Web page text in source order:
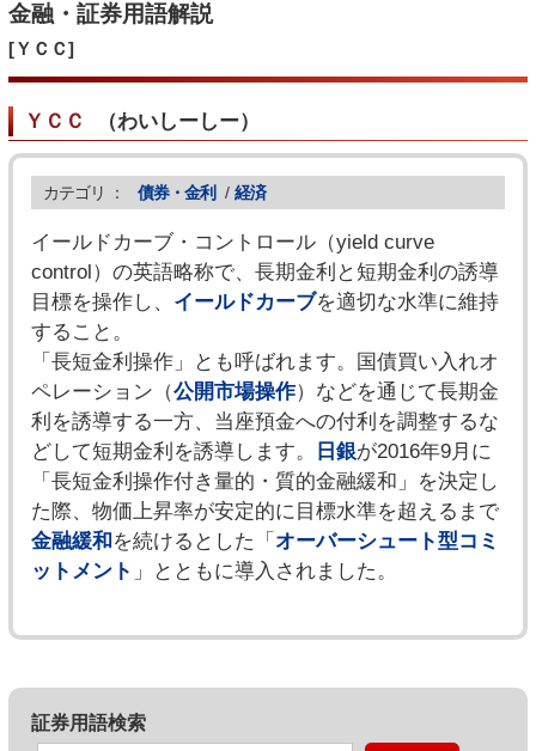
金融・証券用語解説
[ＹＣＣ]
ＹＣＣ （わいしーしー）
カテゴリ ： 債券・金利 / 経済
イールドカーブ・コントロール（yield curve
control）の英語略称で、長期金利と短期金利の誘導
目標を操作し、 イールドカーブを適切な水準に維持
すること。
「長短金利操作」とも呼ばれます。国債買い入れオ
ペレーション（公開市場操作）などを通じて長期金
利を誘導する一方、当座預金への付利を調整するな
どして短期金利を誘導します。
日銀が2016年9月に
「長短金利操作付き量的・質的金融緩和」を決定し
た際、物価上昇率が安定的に目標水準を超えるまで
金融緩和を続けるとした「 オーバーシュート型コミ
ットメント 」とともに導入されました。
証券用語検索